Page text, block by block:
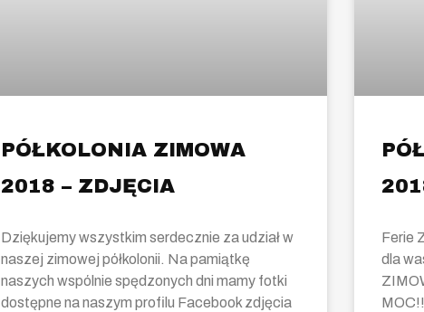
PÓŁKOLONIA ZIMOWA
2018 – ZDJĘCIA
Dziękujemy wszystkim serdecznie za udział w
naszej zimowej półkolonii. Na pamiątkę
naszych wspólnie spędzonych dni mamy fotki
dostępne na naszym profilu Facebook zdjęcia
Ferie
dla